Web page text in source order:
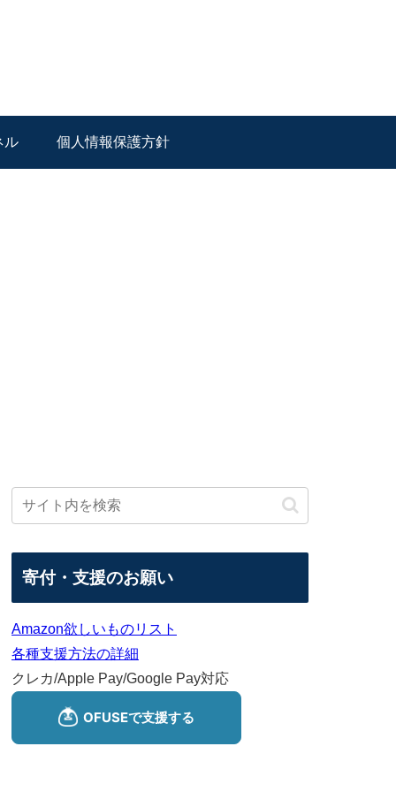
ル 個人情報保護方針
寄付・支援のお願い
Amazon欲しいものリスト
各種支援方法の詳細
クレカ/Apple Pay/Google Pay対応